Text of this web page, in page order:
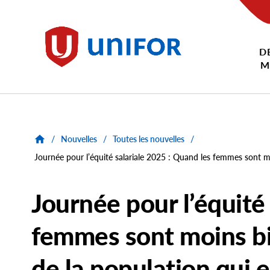
Unifor
/ Nouvelles / Toutes les nouvelles
/
Journée pour l’équité salariale 2025 : Quand les femmes sont
Journée pour
femmes sont moins